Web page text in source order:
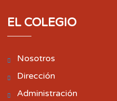
EL COLEGIO
Nosotros
Dirección
Administración